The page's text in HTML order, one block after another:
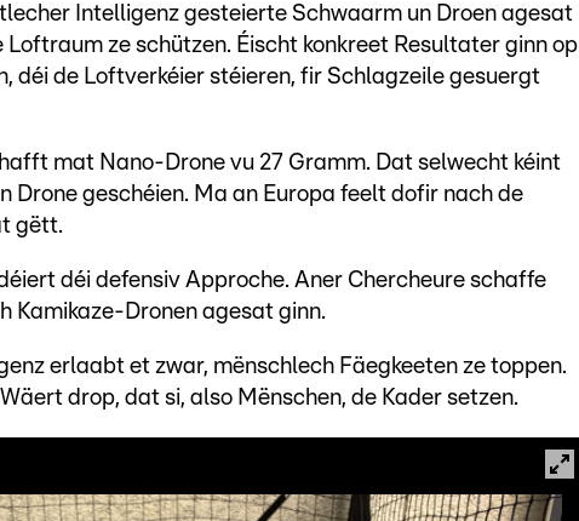
Intelligenz gesteierte Schwaarm un Droen agesat
Loftraum ze schützen. Éischt konkreet Resultater ginn op
déi de Loftverkéier stéieren, fir Schlagzeile gesuergt
mat Nano-Drone vu 27 Gramm. Dat selwecht kéint
Drone geschéien. Ma an Europa feelt dofir nach de
gëtt.
déi defensiv Approche. Aner Chercheure schaffe
Kamikaze-Dronen agesat ginn.
erlaabt et zwar, mënschlech Fäegkeeten ze toppen.
drop, dat si, also Mënschen, de Kader setzen.